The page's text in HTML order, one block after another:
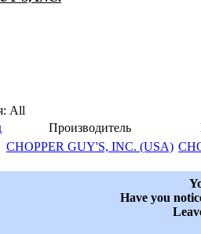
All
Производитель
CHOPPER GUY'S, INC. (USA)
Have you